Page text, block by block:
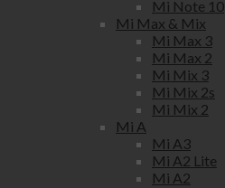
Mi Note 10
Mi Max & Mix
Mi Max 3
Mi Max 2
Mi Mix 3
Mi Mix 2s
Mi Mix 2
Mi A
Mi A3
Mi A2 Lite
Mi A2